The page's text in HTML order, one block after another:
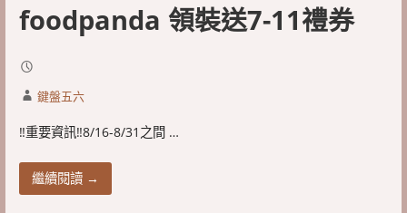
foodpanda 領裝送7-11禮券
鍵盤五六
‼️重要資訊‼️8/16-8/31之間 …
繼續閱讀 →